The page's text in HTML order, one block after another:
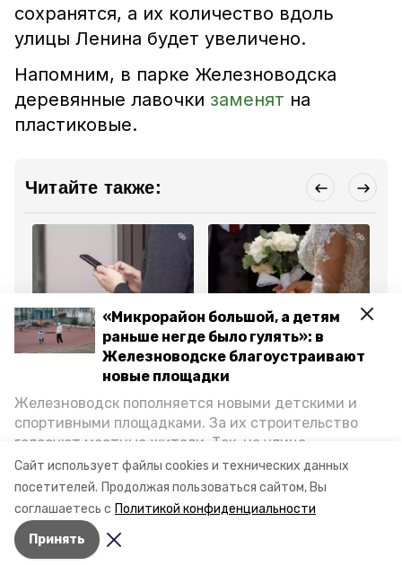
Сайт использует файлы cookies и технических данных
посетителей. Продолжая пользоваться сайтом, Вы
соглашаетесь с Политикой конфиденциальности
Принять
«Микрорайон большой, а детям
раньше негде было гулять»: в
Железноводске благоустраивают
новые площадки
Железноводск пополняется новыми детскими и
спортивными площадками. За их строительство
голосуют местные жители. Так, на улице
Октябрьской уже появилось современное
пространство для отдыха, а в Иноземцеве
приступили к возведению большой спортплощадки.
Подробнее о том, как она будет выглядеть — в
фоторепортаже «Победы26».
сохранятся, а их количество вдоль
улицы Ленина будет увеличено.
Напомним, в парке Железноводска
деревянные лавочки заменят на
пластиковые.
Читайте также:
Общество
21 мая , 16:08
Проект «Мемориум» из
Железноводска
масштабируют на всю
Общество
21 мая , 15:24
В Железноводске 4
июля впервые пройдёт
совместный забег
Все новости
ставрополье железноводск парковка
Авторы: Лолита Кунижева